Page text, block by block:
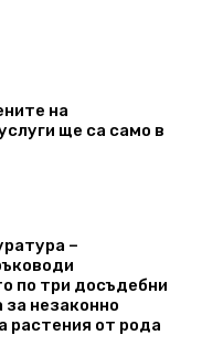
на
ще са само в
–
по три досъдебни
незаконно
растения от рода